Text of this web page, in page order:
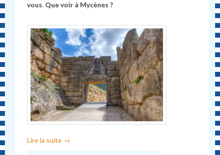
vous. Que voir à Mycènes ?
Lire la suite →